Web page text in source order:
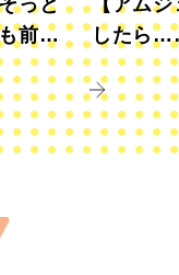
前向
したら
すか？